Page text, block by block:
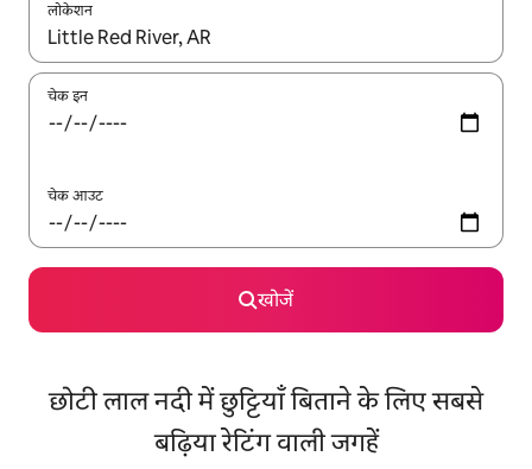
लोकेशन
नतीजों के उपलब्ध होने पर, अप और डाउन 'ऐरो की' का इस्तेमाल करके नेविगेट
चेक इन
चेक आउट
खोजें
छोटी लाल नदी में छुट्टियाँ बिताने के लिए सबसे
बढ़िया रेटिंग वाली जगहें